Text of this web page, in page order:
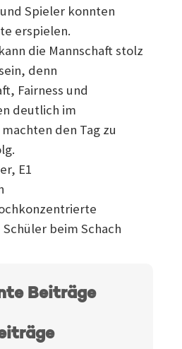
Spieler konnten
erspielen.
die Mannschaft stolz
denn
Fairness und
deutlich im
den Tag zu
E1
beim Schach
Beiträge